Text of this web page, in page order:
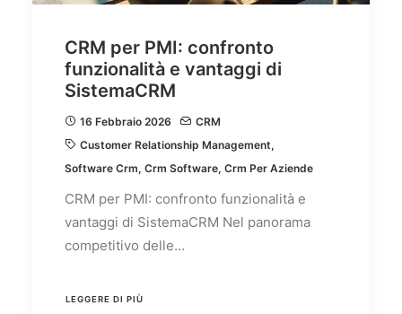
CRM per PMI: confronto
funzionalità e vantaggi di
SistemaCRM
16 Febbraio 2026
CRM
Customer Relationship Management,
Software Crm, Crm Software, Crm Per Aziende
CRM per PMI: confronto funzionalità e
vantaggi di SistemaCRM Nel panorama
competitivo delle…
LEGGERE DI PIÙ